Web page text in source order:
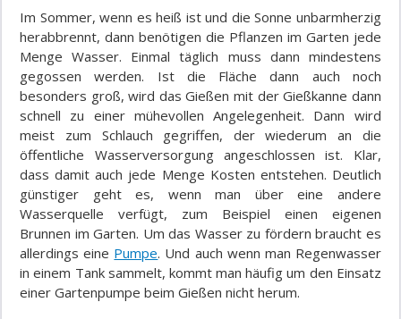
Im Sommer, wenn es heiß ist und die Sonne unbarmherzig
herabbrennt, dann benötigen die Pflanzen im Garten jede
Menge Wasser. Einmal täglich muss dann mindestens
gegossen werden. Ist die Fläche dann auch noch
besonders groß, wird das Gießen mit der Gießkanne dann
schnell zu einer mühevollen Angelegenheit. Dann wird
meist zum Schlauch gegriffen, der wiederum an die
öffentliche Wasserversorgung angeschlossen ist. Klar,
dass damit auch jede Menge Kosten entstehen. Deutlich
günstiger geht es, wenn man über eine andere
Wasserquelle verfügt, zum Beispiel einen eigenen
Brunnen im Garten. Um das Wasser zu fördern braucht es
allerdings eine Pumpe. Und auch wenn man Regenwasser
in einem Tank sammelt, kommt man häufig um den Einsatz
einer Gartenpumpe beim Gießen nicht herum.